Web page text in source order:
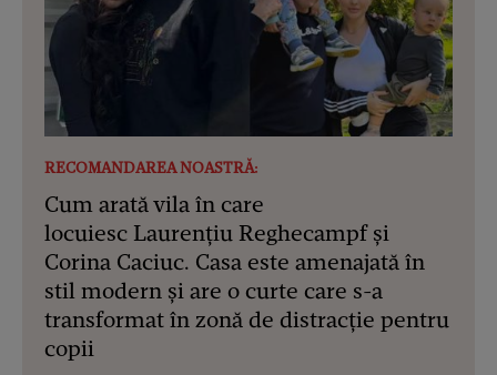
RECOMANDAREA NOASTRĂ:
Cum arată vila în care
locuiesc Laurențiu Reghecampf și
Corina Caciuc. Casa este amenajată în
stil modern și are o curte care s-a
transformat în zonă de distracție pentru
copii